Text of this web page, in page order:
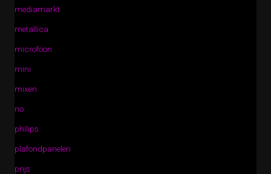
mediamarkt
metallica
microfoon
mini
mixen
no
philips
plafondpanelen
prijs